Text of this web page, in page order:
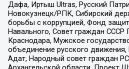
Дафа, Иртыш Ultras, Русский
Новокузнецк/РПК, Сибирский
борьбы с коррупцией, Фонд
Навального, Совет граждан СССР
Краснодара, Мужское
объединение русского
Адат, Народный совет граждан